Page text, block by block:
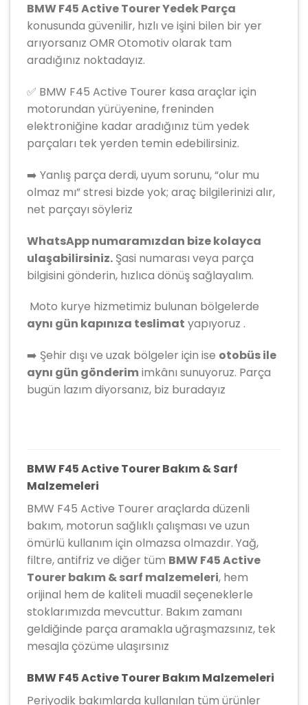
BMW F45 Active Tourer Yedek Parça
konusunda güvenilir, hızlı ve işini bilen bir yer
arıyorsanız OMR Otomotiv olarak tam
aradığınız noktadayız.
✅ BMW F45 Active Tourer kasa araçlar için
motorundan yürüyenine, freninden
elektroniğine kadar aradığınız tüm yedek
parçaları tek yerden temin edebilirsiniz.
➡️ Yanlış parça derdi, uyum sorunu, “olur mu
olmaz mı” stresi bizde yok; araç bilgilerinizi alır,
net parçayı söyleriz
WhatsApp numaramızdan bize kolayca
ulaşabilirsiniz. Şasi numarası veya parça
bilgisini gönderin, hızlıca dönüş sağlayalım.
️ Moto kurye hizmetimiz bulunan bölgelerde
aynı gün kapınıza teslimat yapıyoruz .
➡️ Şehir dışı ve uzak bölgeler için ise otobüs ile
aynı gün gönderimimkânı sunuyoruz. Parça
bugün lazım diyorsanız, biz buradayız
BMW F45 Active Tourer Bakım & Sarf
Malzemeleri
BMW F45 Active Tourer araçlarda düzenli
bakım, motorun sağlıklı çalışması ve uzun
ömürlü kullanım için olmazsa olmazdır. Yağ,
filtre, antifriz ve diğer tüm BMW F45 Active
Tourer bakım & sarf malzemeleri, hem
orijinal hem de kaliteli muadil seçeneklerle
stoklarımızda mevcuttur. Bakım zamanı
geldiğinde parça aramakla uğraşmazsınız, tek
mesajla çözüme ulaşırsınız
BMW F45 Active Tourer Bakım Malzemeleri
Periyodik bakımlarda kullanılan tüm ürünler